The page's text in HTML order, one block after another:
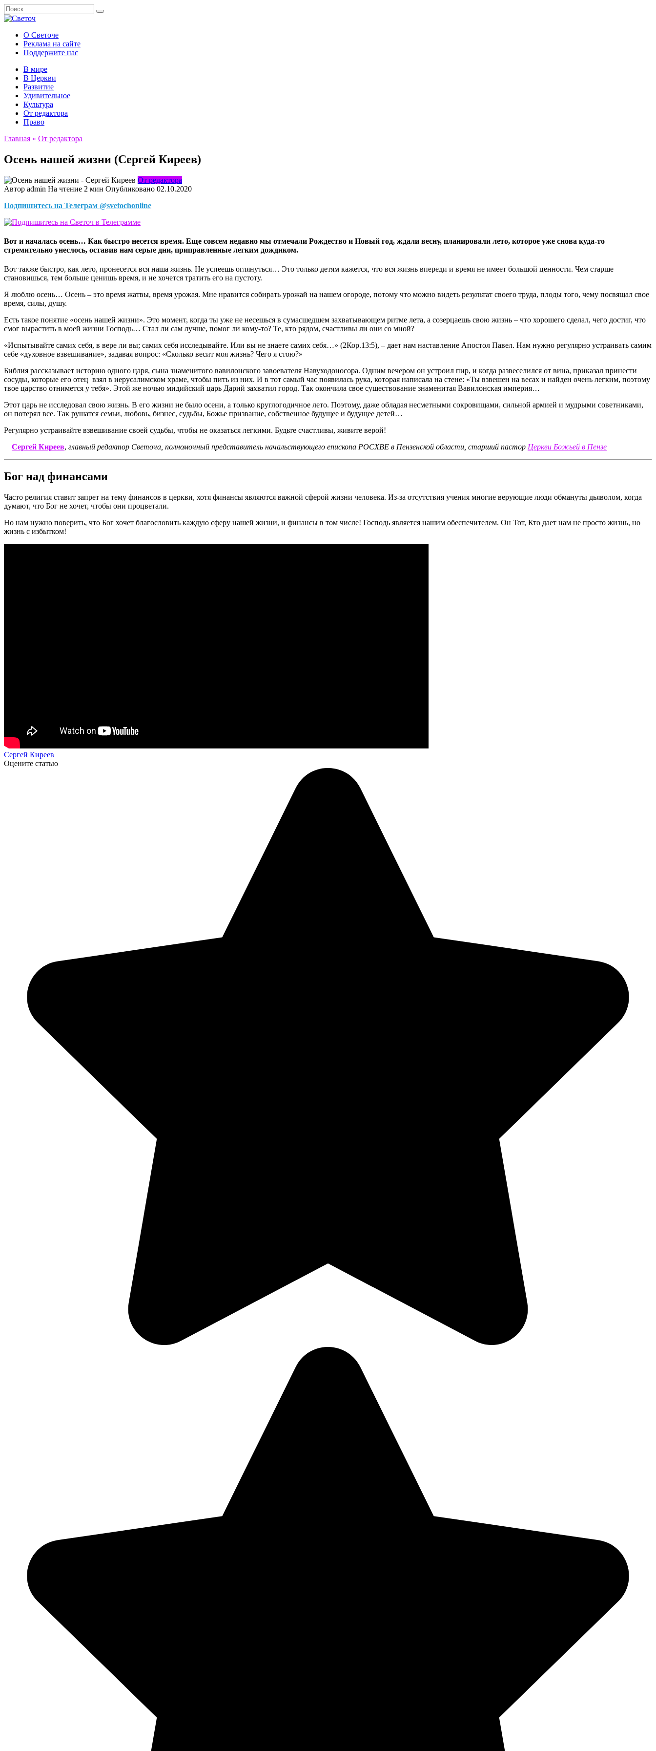
Перейти
к
Search
for:
О Светоче
Реклама на сайте
Поддержите нас
В мире
В Церкви
Развитие
Удивительное
Культура
От редактора
Право
Главная » От редактора
Осень нашей жизни (Сергей Киреев)
От редактора
Автор admin На чтение 2 мин Опубликовано 02.10.2020
Подпишитесь на Телеграм @svetochonline
Вот и началась осень… Как быстро несется время. Еще совсем недавно мы отмечали Рождество и Новый год, ждали весну, планировали лето, которое уже снова куда-то
стремительно унеслось, оставив нам серые дни, приправленные легким дождиком.
Вот также быстро, как лето, пронесется вся наша жизнь. Не успеешь оглянуться… Это только детям кажется, что вся жизнь впереди и время не имеет большой ценности. Чем старше
становишься, тем больше ценишь время, и не хочется тратить его на пустоту.
Я люблю осень… Осень – это время жатвы, время урожая. Мне нравится собирать урожай на нашем огороде, потому что можно видеть результат своего труда, плоды того, чему посвящал свое
время, силы, душу.
Есть такое понятие «осень нашей жизни». Это момент, когда ты уже не несешься в сумасшедшем захватывающем ритме лета, а созерцаешь свою жизнь – что хорошего сделал, чего достиг, что
смог вырастить в моей жизни Господь… Стал ли сам лучше, помог ли кому-то? Те, кто рядом, счастливы ли они со мной?
«Испытывайте самих себя, в вере ли вы; самих себя исследывайте. Или вы не знаете самих себя…» (2Кор.13:5), – дает нам наставление Апостол Павел. Нам нужно регулярно устраивать самим
себе «духовное взвешивание», задавая вопрос: «Сколько весит моя жизнь? Чего я стою?»
Библия рассказывает историю одного царя, сына знаменитого вавилонского завоевателя Навуходоносора. Одним вечером он устроил пир, и когда развеселился от вина, приказал принести
сосуды, которые его отец взял в иерусалимском храме, чтобы пить из них. И в тот самый час появилась рука, которая написала на стене: «Ты взвешен на весах и найден очень легким, поэтому
твое царство отнимется у тебя». Этой же ночью мидийский царь Дарий захватил город. Так окончила свое существование знаменитая Вавилонская империя…
Этот царь не исследовал свою жизнь. В его жизни не было осени, а только круглогодичное лето. Поэтому, даже обладая несметными сокровищами, сильной армией и мудрыми советниками,
он потерял все. Так рушатся семьи, любовь, бизнес, судьбы, Божье призвание, собственное будущее и будущее детей…
Регулярно устраивайте взвешивание своей судьбы, чтобы не оказаться легкими. Будьте счастливы, живите верой!
Сергей Киреев, главный редактор Светоча, полномочный представитель начальствующего епископа РОСХВЕ в Пензенской области, старший пастор Церкви Божьей в Пензе
Бог над финансами
Часто религия ставит запрет на тему финансов в церкви, хотя финансы являются важной сферой жизни человека. Из-за отсутствия учения многие верующие люди обмануты дьяволом, когда
думают, что Бог не хочет, чтобы они процветали.
Но нам нужно поверить, что Бог хочет благословить каждую сферу нашей жизни, и финансы в том числе! Господь является нашим обеспечителем. Он Тот, Кто дает нам не просто жизнь, но
жизнь с избытком!
Сергей Киреев
Оцените статью